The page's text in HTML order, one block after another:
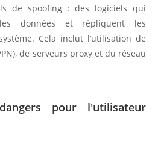
de spoofing : des logiciels qui
données et répliquent les
Cela inclut l’utilisation de
de serveurs proxy et du réseau
pour l'utilisateur